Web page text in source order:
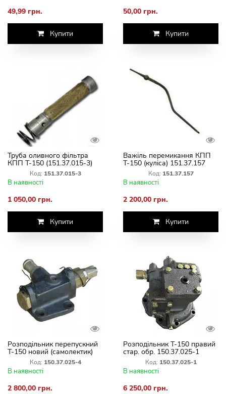
49,99 грн.
Купити
50,00 грн.
Купити
Труба оливного фільтра
КПП Т-150 (151.37.015-3)
Код: 151.37.015-3
В наявності
1 050,00 грн.
Купити
Важіль перемикання КПП
Т-150 (куліса) 151.37.157
Код: 151.37.157
В наявності
2 200,00 грн.
Купити
Розподільник перепускний
Т-150 новий (самолектик)
150.37.025-4
Код: 150.37.025-4
В наявності
2 800,00 грн.
Розподільник Т-150 правий
стар. обр. 150.37.025-1
Код: 150.37.025-1
В наявності
6 250,00 грн.